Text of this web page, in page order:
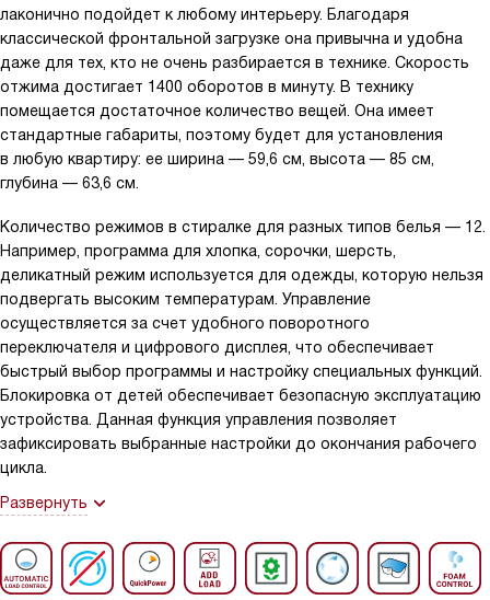
лаконично подойдет к любому интерьеру. Благодаря
классической фронтальной загрузке она привычна и удобна
даже для тех, кто не очень разбирается в технике. Скорость
отжима достигает 1400 оборотов в минуту. В технику
помещается достаточное количество вещей. Она имеет
стандартные габариты, поэтому будет для установления
в любую квартиру: ее ширина — 59,6 см, высота — 85 см,
глубина — 63,6 см.
Количество режимов в стиралке для разных типов белья — 12.
Например, программа для хлопка, сорочки, шерсть,
деликатный режим используется для одежды, которую нельзя
подвергать высоким температурам. Управление
осуществляется за счет удобного поворотного
переключателя и цифрового дисплея, что обеспечивает
быстрый выбор программы и настройку специальных функций.
Блокировка от детей обеспечивает безопасную эксплуатацию
устройства. Данная функция управления позволяет
зафиксировать выбранные настройки до окончания рабочего
цикла.
Развернуть